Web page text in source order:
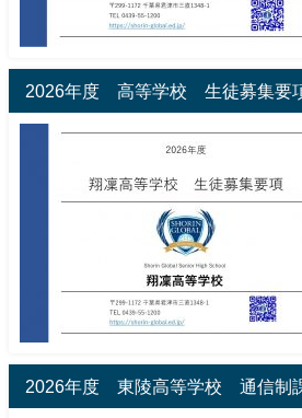
2026年度 高等学校 生徒募集要
2026年度 東陵高等学校 通信制